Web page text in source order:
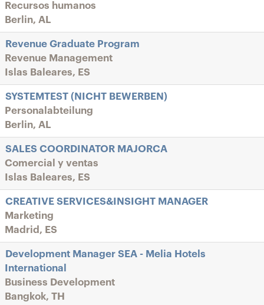
Recursos humanos
Berlin, AL
Revenue Graduate Program
Revenue Management
Islas Baleares, ES
SYSTEMTEST (NICHT BEWERBEN)
Personalabteilung
Berlin, AL
SALES COORDINATOR MAJORCA
Comercial y ventas
Islas Baleares, ES
CREATIVE SERVICES&INSIGHT MANAGER
Marketing
Madrid, ES
Development Manager SEA - Melia Hotels
International
Business Development
Bangkok, TH